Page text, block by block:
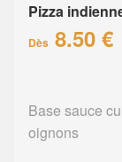
Pizza
Dès 8.50 €
Base sauce
oignons